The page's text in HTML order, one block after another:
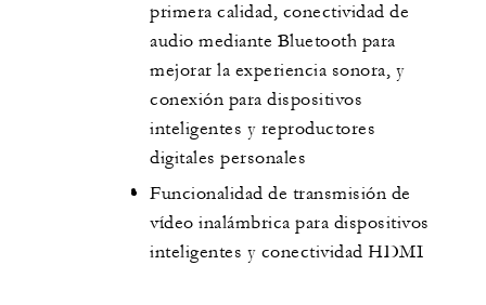
primera calidad, conectividad de
audio mediante Bluetooth para
mejorar la experiencia sonora, y
conexión para dispositivos
inteligentes y reproductores
digitales personales
Funcionalidad de transmisión de
vídeo inalámbrica para dispositivos
inteligentes y conectividad HDMI